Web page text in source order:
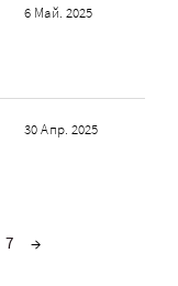
6 Май. 2025
30 Апр. 2025
7 →